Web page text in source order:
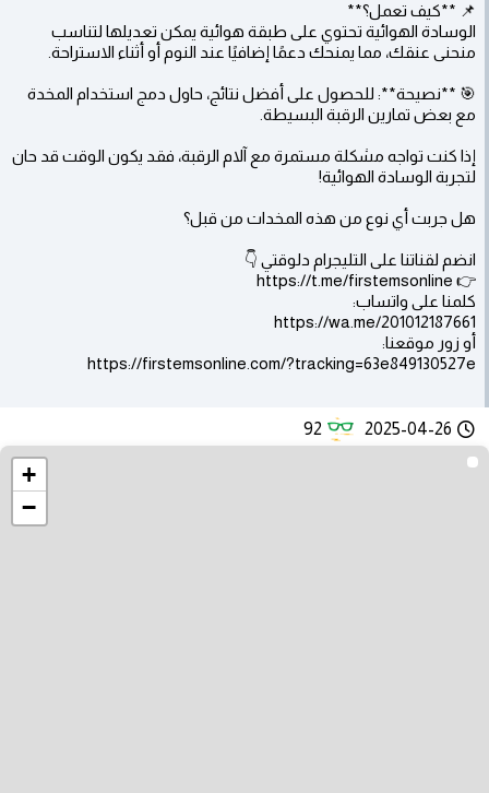
📌 **كيف تعمل؟**
الوسادة الهوائية تحتوي على طبقة هوائية يمكن تعديلها لتناسب
منحنى عنقك، مما يمنحك دعمًا إضافيًا عند النوم أو أثناء الاستراحة.
🎯 **نصيحة**: للحصول على أفضل نتائج، حاول دمج استخدام المخدة
مع بعض تمارين الرقبة البسيطة.
إذا كنت تواجه مشكلة مستمرة مع آلام الرقبة، فقد يكون الوقت قد حان
لتجربة الوسادة الهوائية!
هل جربت أي نوع من هذه المخدات من قبل؟
انضم لقناتنا على التليجرام دلوقتي 👇
👉 https://t.me/firstemsonline
كلمنا على واتساب:
https://wa.me/201012187661
أو زور موقعنا:
https://firstemsonline.com/?tracking=63e849130527e
2025-04-26
92
+
−